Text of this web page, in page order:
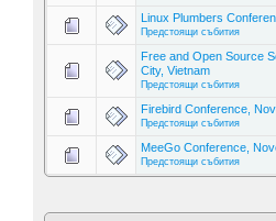
Linux Plumbers
Предстоящи събития
Free and Open Source
City, Vietnam
Предстоящи събития
Firebird Conference,
Предстоящи събития
MeeGo Conference,
Предстоящи събития